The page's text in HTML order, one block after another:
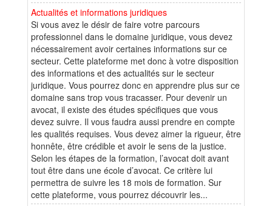
Actualités et informations juridiques
Si vous avez le désir de faire votre parcours
professionnel dans le domaine juridique, vous devez
nécessairement avoir certaines informations sur ce
secteur. Cette plateforme met donc à votre disposition
des informations et des actualités sur le secteur
juridique. Vous pourrez donc en apprendre plus sur ce
domaine sans trop vous tracasser. Pour devenir un
avocat, il existe des études spécifiques que vous
devez suivre. Il vous faudra aussi prendre en compte
les qualités requises. Vous devez aimer la rigueur, être
honnête, être crédible et avoir le sens de la justice.
Selon les étapes de la formation, l’avocat doit avant
tout être dans une école d’avocat. Ce critère lui
permettra de suivre les 18 mois de formation. Sur
cette plateforme, vous pourrez découvrir les...